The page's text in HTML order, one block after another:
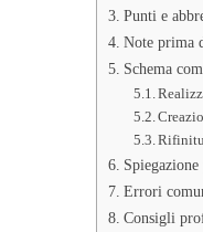
Punti e
Note prima
Schema
Spiegazione
Errori
Consigli